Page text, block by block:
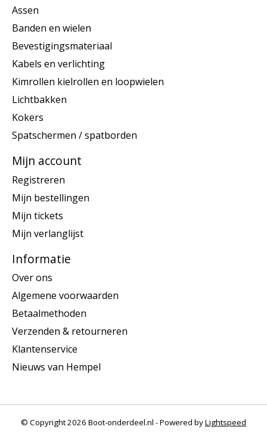
Assen
Banden en wielen
Bevestigingsmateriaal
Kabels en verlichting
Kimrollen kielrollen en loopwielen
Lichtbakken
Kokers
Spatschermen / spatborden
Mijn account
Registreren
Mijn bestellingen
Mijn tickets
Mijn verlanglijst
Informatie
Over ons
Algemene voorwaarden
Betaalmethoden
Verzenden & retourneren
Klantenservice
Nieuws van Hempel
© Copyright 2026 Boot-onderdeel.nl - Powered byLightspeed